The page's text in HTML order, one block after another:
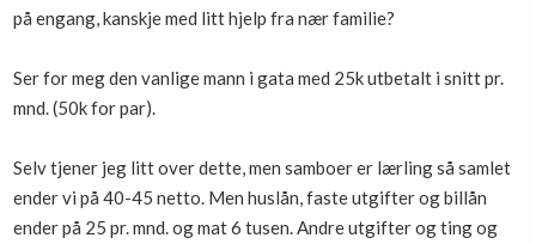
på engang, kanskje med litt hjelp fra nær familie?
Ser for meg den vanlige mann i gata med 25k utbetalt i snitt pr.
mnd. (50k for par).
Selv tjener jeg litt over dette, men samboer er lærling så samlet
ender vi på 40-45 netto. Men huslån, faste utgifter og billån
ender på 25 pr. mnd. og mat 6 tusen. Andre utgifter og ting og